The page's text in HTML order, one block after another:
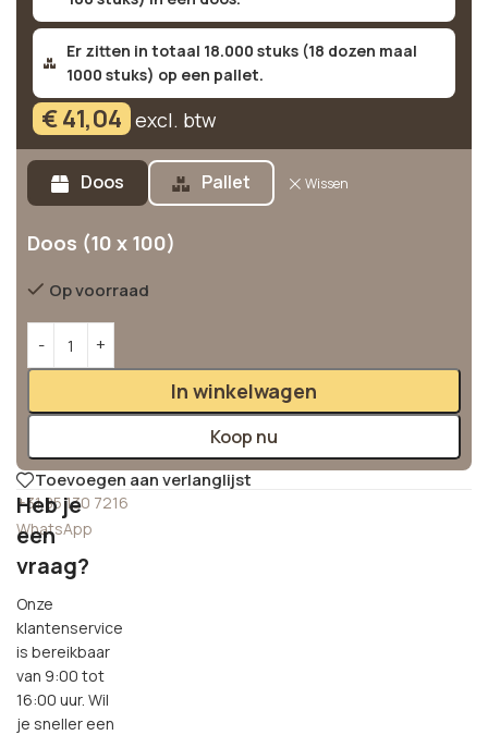
Er zitten in totaal 18.000 stuks (18 dozen maal
1000 stuks) op een pallet.
€41,04 excl. btw
Doos Pallet Wissen
Doos (10 x 100)
Op voorraad
In winkelwagen
Koop nu
Alternative:
Toevoegen aan verlanglijst
+31 85 130 7216
WhatsApp
Heb je
een
vraag?
Onze
klantenservice
is bereikbaar
van 9:00 tot
16:00 uur. Wil
je sneller een